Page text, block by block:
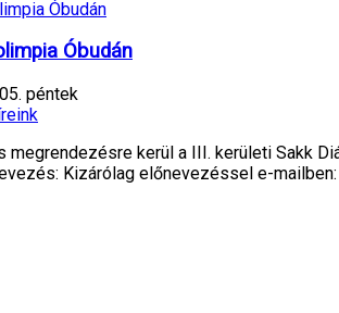
Óbudán
péntek
megrendezésre kerül a III. kerületi Sakk
Kizárólag előnevezéssel e-